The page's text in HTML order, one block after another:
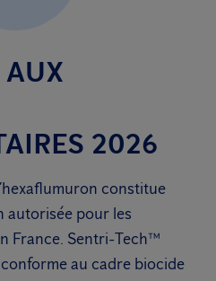
2026
constitue
autorisée pour les
France. Sentri-Tech™
au cadre biocide